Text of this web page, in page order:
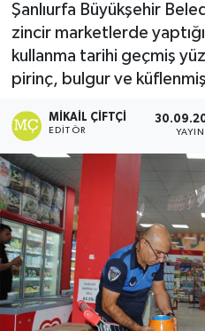
Şanlıurfa Büyükşehir
zincir marketlerde
kullanma tarihi geçmiş
pirinç, bulgur ve
MIKAIL ÇIFTÇI
EDITÖR
Yazarlar
Bölge
Dünya
Eğitim
Ekonomi
Genel
Güncel
Gündem
Süper Lig Puan
Tüm Manşetler
Son Dakika Haberleri
Haber Arşivi